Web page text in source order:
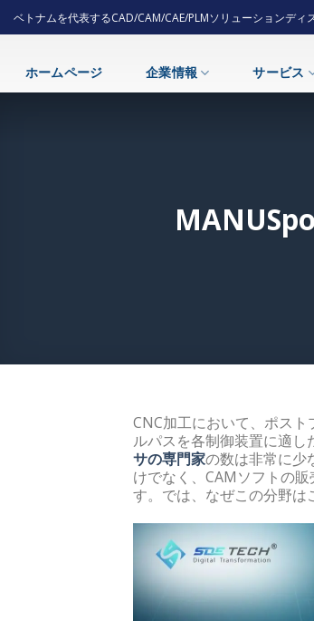
Skip
to
ベトナムを代表するCAD/CAM/CAE/PLMソリューションディ
ホームページ 企業情報 サービス
CNC加工において、ポス
ルパスを各制御装置に適
サの専門家の数は非常に少
けでなく、CAMソフトの
す。では、なぜこの分野は